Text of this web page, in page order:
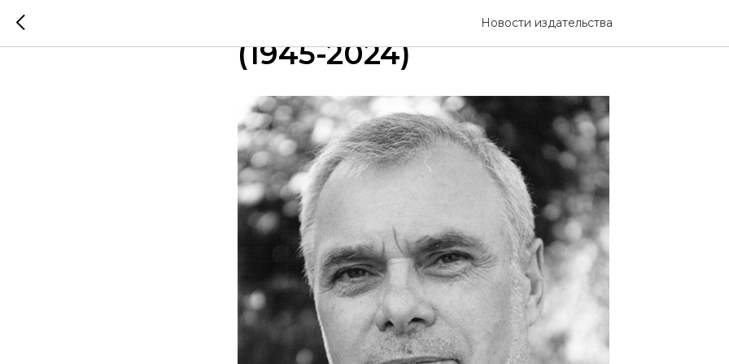
Новости издательства
Скончался писатель Вячеслав
(1945-2024)